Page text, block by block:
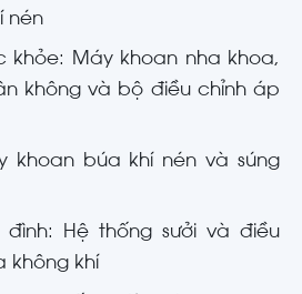
nén
khỏe: Máy khoan nha khoa,
không và bộ điều chỉnh áp
khoan búa khí nén và súng
đình: Hệ thống sưởi và điều
không khí